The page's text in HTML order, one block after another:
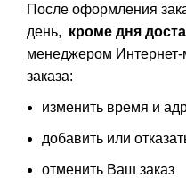
После оформления
день, кроме дня
менеджером Интернет-
заказа:
изменить время и
добавить или
отменить Ваш заказ